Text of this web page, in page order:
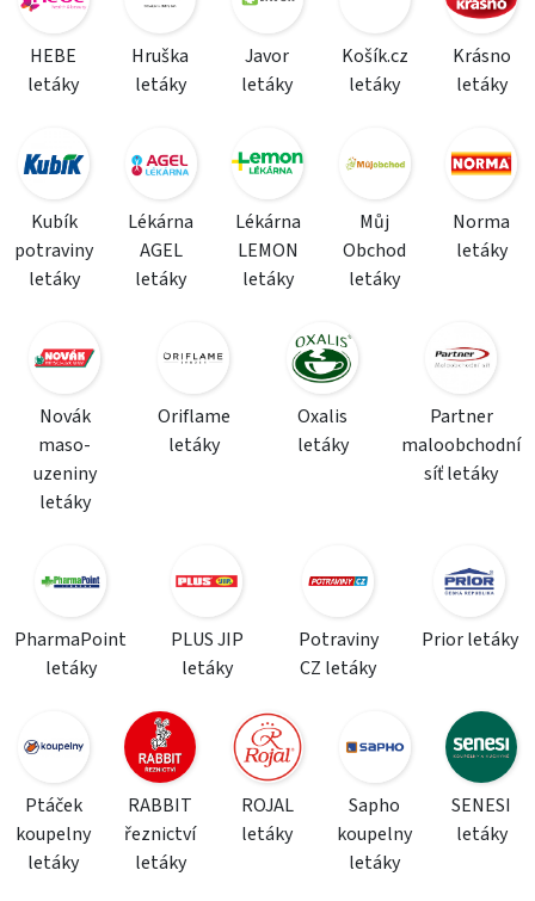
HEBE
letáky
Hruška
letáky
Javor
letáky
Košík.cz
letáky
Krásno
letáky
Kubík
potraviny
letáky
Lékárna
AGEL
letáky
Lékárna
LEMON
letáky
Můj
Obchod
letáky
Norma
letáky
Novák
maso-
uzeniny
letáky
Oriflame
letáky
Oxalis
letáky
Partner
maloobchodní
síť letáky
PharmaPoint
letáky
PLUS JIP
letáky
Potraviny
CZ letáky
Prior letáky
Ptáček
koupelny
letáky
RABBIT
řeznictví
letáky
ROJAL
letáky
Sapho
koupelny
letáky
SENESI
letáky